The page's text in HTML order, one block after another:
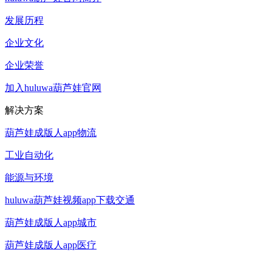
发展历程
企业文化
企业荣誉
加入huluwa葫芦娃官网
解决方案
葫芦娃成版人app物流
工业自动化
能源与环境
huluwa葫芦娃视频app下载交通
葫芦娃成版人app城市
葫芦娃成版人app医疗